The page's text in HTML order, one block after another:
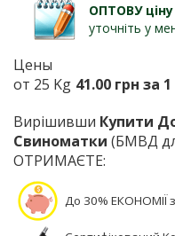
ОПТОВУ ціну
уточніть у
Цены
от 25 Kg 41.00 грн за 1
Вирішивши Купити
Свиноматки (БМВД
ОТРИМАЄТЕ:
До 30% ЕКОНОМІЇ